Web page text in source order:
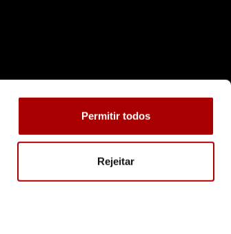
Permitir todos
Rejeitar